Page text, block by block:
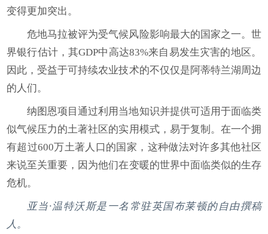
变得更加突出。
危地马拉被评为受气候风险影响最大的国家之一。世
界银行估计，其GDP中高达83%来自易发生灾害的地区。
因此，受益于可持续农业技术的不仅仅是阿蒂特兰湖周边
的人们。
纳图恩项目通过利用当地知识并提供可适用于面临类
似气候压力的土著社区的实用模式，易于复制。在一个拥
有超过600万土著人口的国家，这种做法对许多其他社区
来说至关重要，因为他们在变暖的世界中面临类似的生存
危机。
亚当·温特沃斯是一名常驻英国布莱顿的自由撰稿
人。